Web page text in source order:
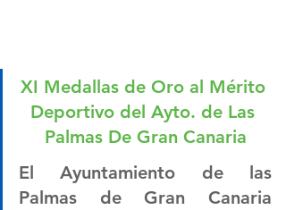
XI Medallas de Oro al Mérito
Deportivo del Ayto. de Las
Palmas De Gran Canaria
El Ayuntamiento de las
Palmas de Gran Canaria